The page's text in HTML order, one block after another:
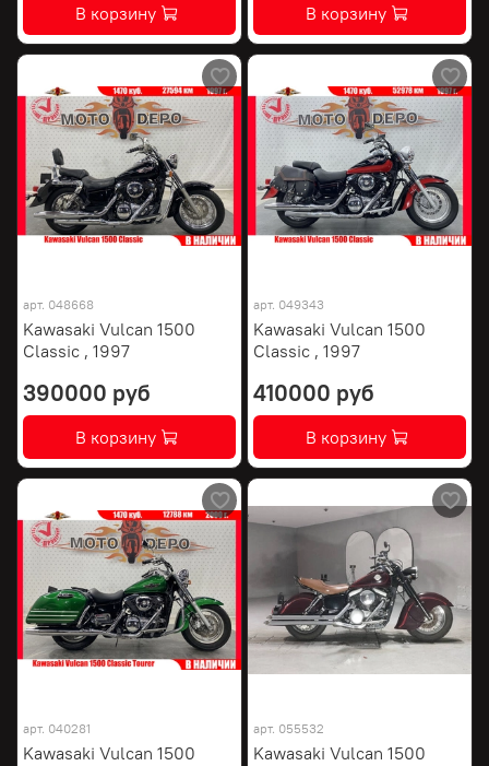
В корзину В корзину
арт. 048668
Kawasaki Vulcan 1500
Classic , 1997
390000 руб
В корзину
арт. 049343
Kawasaki Vulcan 1500
Classic , 1997
410000 руб
В корзину
арт. 040281
Kawasaki Vulcan 1500
арт. 055532
Kawasaki Vulcan 1500